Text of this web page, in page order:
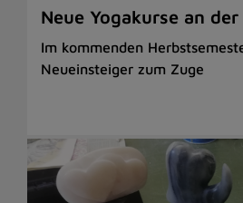
Neue Yogakurse an der
Im kommenden
Neueinsteiger zum Zuge